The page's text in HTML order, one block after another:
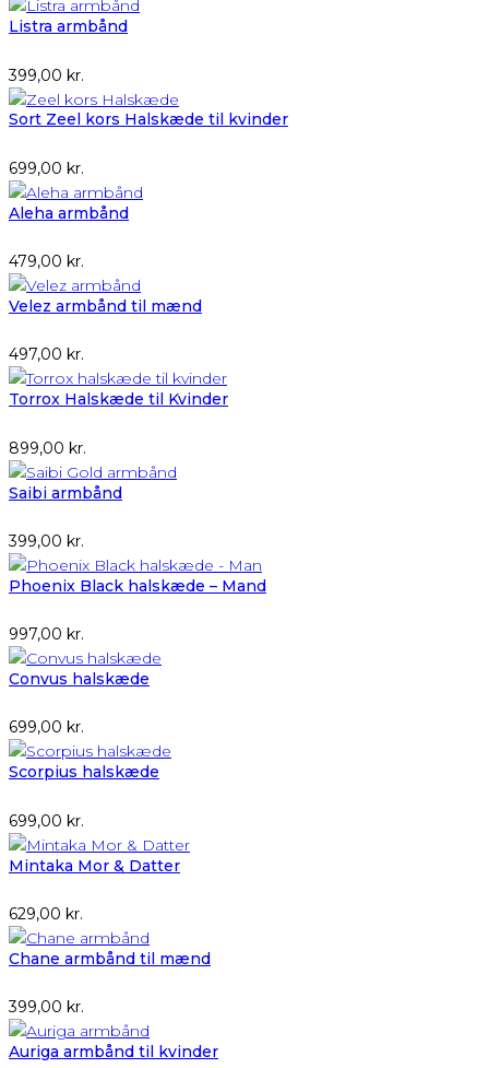
Listra armbånd
399,00 kr.
Sort Zeel kors Halskæde til kvinder
699,00 kr.
Aleha armbånd
479,00 kr.
Velez armbånd til mænd
497,00 kr.
Torrox Halskæde til Kvinder
899,00 kr.
Saibi armbånd
399,00 kr.
Phoenix Black halskæde – Mand
997,00 kr.
Convus halskæde
699,00 kr.
Scorpius halskæde
699,00 kr.
Mintaka Mor & Datter
629,00 kr.
Chane armbånd til mænd
399,00 kr.
Auriga armbånd til kvinder